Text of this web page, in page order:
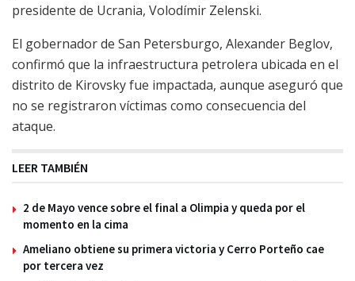
presidente de Ucrania, Volodímir Zelenski.
El gobernador de San Petersburgo, Alexander Beglov,
confirmó que la infraestructura petrolera ubicada en el
distrito de Kirovsky fue impactada, aunque aseguró que
no se registraron víctimas como consecuencia del
ataque.
LEER TAMBIÉN
2 de Mayo vence sobre el final a Olimpia y queda por el
momento en la cima
Ameliano obtiene su primera victoria y Cerro Porteño cae
por tercera vez